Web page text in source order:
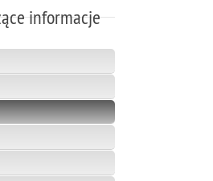
informacje